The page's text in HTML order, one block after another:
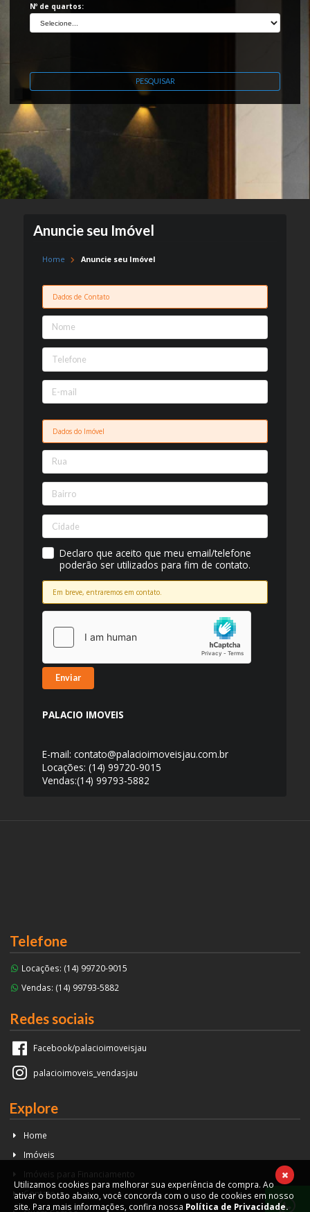
Nº de quartos:
PESQUISAR
Anuncie seu Imóvel
Home Anuncie seu Imóvel
Dados de Contato
Dados do Imóvel
Declaro que aceito que meu email/telefone
poderão ser utilizados para fim de contato.
Em breve, entraremos em contato.
Enviar
PALACIO IMOVEIS
E-mail: contato@palacioimoveisjau.com.br
Locações: (14) 99720-9015
Vendas:(14) 99793-5882
Utilizamos cookies para melhorar sua experiência de compra. Ao
ativar o botão abaixo, você concorda com o uso de cookies em nosso
site. Para mais informações, confira nossa Política de Privacidade.
Telefone
Locações: (14) 99720-9015
Vendas: (14) 99793-5882
Redes sociais
Facebook/palacioimoveisjau
palacioimoveis_vendasjau
Explore
Home
Imóveis
Imóveis para Financiamento
Contato